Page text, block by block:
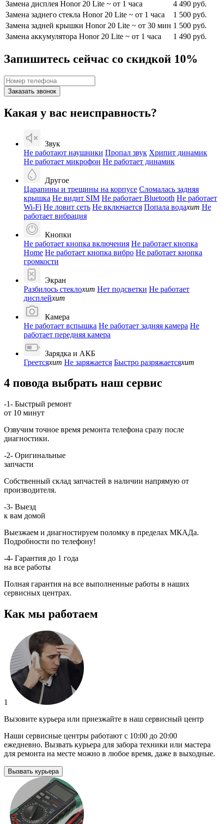
Замена дисплея Honor 20 Lite ~ от 1 часа
4 490 руб.
Замена заднего стекла Honor 20 Lite ~ от 1 часа
1 500 руб.
Замена задней крышки Honor 20 Lite ~ от 30 мин 1 500 руб.
Замена аккумулятора Honor 20 Lite ~ от 1 часа 1 490 руб.
Запишитесь сейчас со скидкой 10%
Заказать звонок
Какая у вас неисправность?
Звук
Не работают наушники Пропал звук Хрипит динамик
Не работает микрофон Не работает динамик
Другое
Царапины и трещины на корпусе Сломалась задняя
крышка Не видит SIM Не работает Bluetooth Не работает
Wi-Fi Не ловит сеть Не включается Попала водахит Не
работает вибрация
Кнопки
Не работает кнопка включения Не работает кнопка
Home Не работает кнопка вибро Не работает кнопка
громкости
Экран
Разбилось стеклохит Нет подсветки Не работает
дисплейхит
Камера
Не работает вспышка Не работает задняя камера Не
работает передняя камера
Зарядка и АКБ
Греетсяхит Не заряжается Быстро разряжаетсяхит
4 повода выбрать наш сервис
-1- Быстрый ремонт
от 10 минут
Озвучим точное время ремонта телефона сразу после
диагностики.
-2- Оригинальные
запчасти
Собственный склад запчастей в наличии напрямую от
производителя.
-3- Выезд
к вам домой
Выезжаем и диагностируем поломку в пределах МКАДа.
Подробности по телефону!
-4- Гарантия до 1 года
на все работы
Полная гарантия на все выполненные работы в наших
сервисных центрах.
Как мы работаем
1
Вызовите курьера или приезжайте в наш сервисный центр
Наши сервисные центры работают с 10:00 до 20:00
ежедневно. Вызвать курьера для забора техники или мастера
для ремонта на месте можно в любое время, даже в выходные.
Вызвать курьера